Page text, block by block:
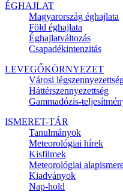
ÉGHAJLAT
Magyarország éghajlata
Föld éghajlata
Éghajlatváltozás
Csapadékintenzitás
LEVEGŐKÖRNYEZET
Városi
Háttérszennyezettség
Gammadózis-
ISMERET-TÁR
Tanulmányok
Meteorológiai hírek
Kisfilmek
Meteorológiai
Kiadványok
Nap-hold